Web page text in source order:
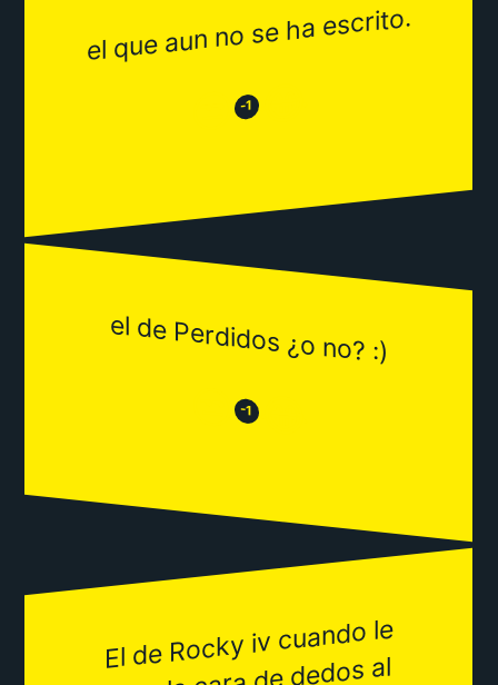
el que aun no se ha escrito.
😒 -1 😂
el de Perdidos ¿o no? :)
😒 -1 😂
El de Rocky iv cuando le